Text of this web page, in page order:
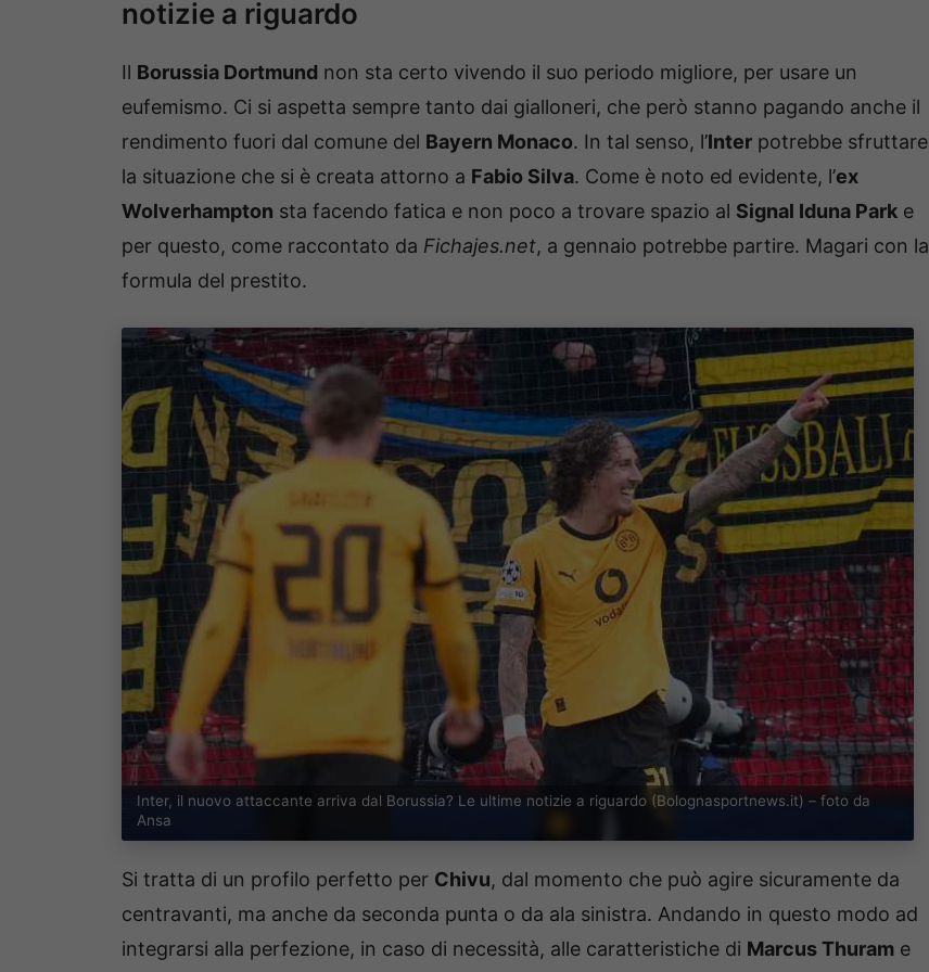
notizie a riguardo
Il Borussia Dortmund non sta certo vivendo il suo periodo migliore, per usare un
eufemismo. Ci si aspetta sempre tanto dai gialloneri, che però stanno pagando anche il
rendimento fuori dal comune del Bayern Monaco. In tal senso, l’Inter potrebbe sfruttare
la situazione che si è creata attorno a Fabio Silva. Come è noto ed evidente, l’ex
Wolverhampton sta facendo fatica e non poco a trovare spazio al Signal Iduna Park e
per questo, come raccontato da Fichajes.net, a gennaio potrebbe partire. Magari con la
formula del prestito.
Inter, il nuovo attaccante arriva dal Borussia? Le ultime notizie a riguardo (Bolognasportnews.it) – foto da
Ansa
Si tratta di un profilo perfetto per Chivu, dal momento che può agire sicuramente da
centravanti, ma anche da seconda punta o da ala sinistra. Andando in questo modo ad
integrarsi alla perfezione, in caso di necessità, alle caratteristiche di Marcus Thuram e